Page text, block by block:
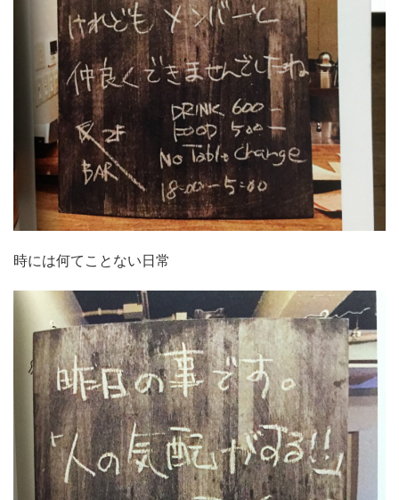
時には何てことない日常